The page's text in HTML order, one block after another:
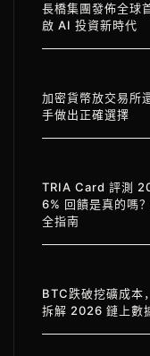
長橋集團發佈全球
啟 AI 投資新時代
加密貨幣放交易所
手做出正確選擇
TRIA Card 評測
6% 回饋是真的嗎
全指南
BTC跌破挖礦成本
拆解 2026 鏈上數